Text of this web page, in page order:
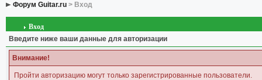
Форум Guitar.ru > Вход
Вход
Введите ниже ваши данные для авторизации
Внимание!
Пройти авторизацию могут только зарегистрированные пользователи.